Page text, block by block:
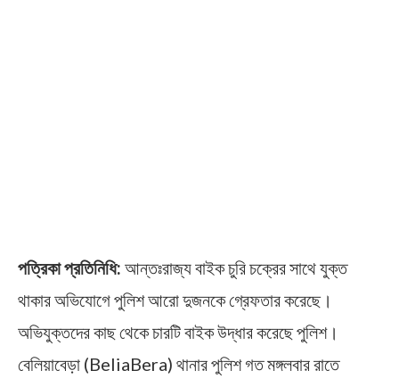
পত্রিকা প্রতিনিধি: আন্তঃরাজ্য বাইক চুরি চক্রের সাথে যুক্ত
থাকার অভিযোগে পুলিশ আরো দুজনকে গ্রেফতার করেছে।
অভিযুক্তদের কাছ থেকে চারটি বাইক উদ্ধার করেছে পুলিশ।
বেলিয়াবেড়া (BeliaBera) থানার পুলিশ গত মঙ্গলবার রাতে